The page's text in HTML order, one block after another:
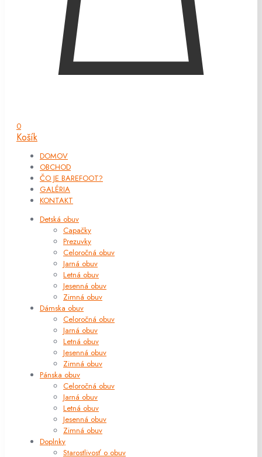
0
Košík
DOMOV
OBCHOD
ČO JE BAREFOOT?
GALÉRIA
KONTAKT
Detská obuv
Capačky
Prezuvky
Celoročná obuv
Jarná obuv
Letná obuv
Jesenná obuv
Zimná obuv
Dámska obuv
Celoročná obuv
Jarná obuv
Letná obuv
Jesenná obuv
Zimná obuv
Pánska obuv
Celoročná obuv
Jarná obuv
Letná obuv
Jesenná obuv
Zimná obuv
Doplnky
Starostlivosť o obuv